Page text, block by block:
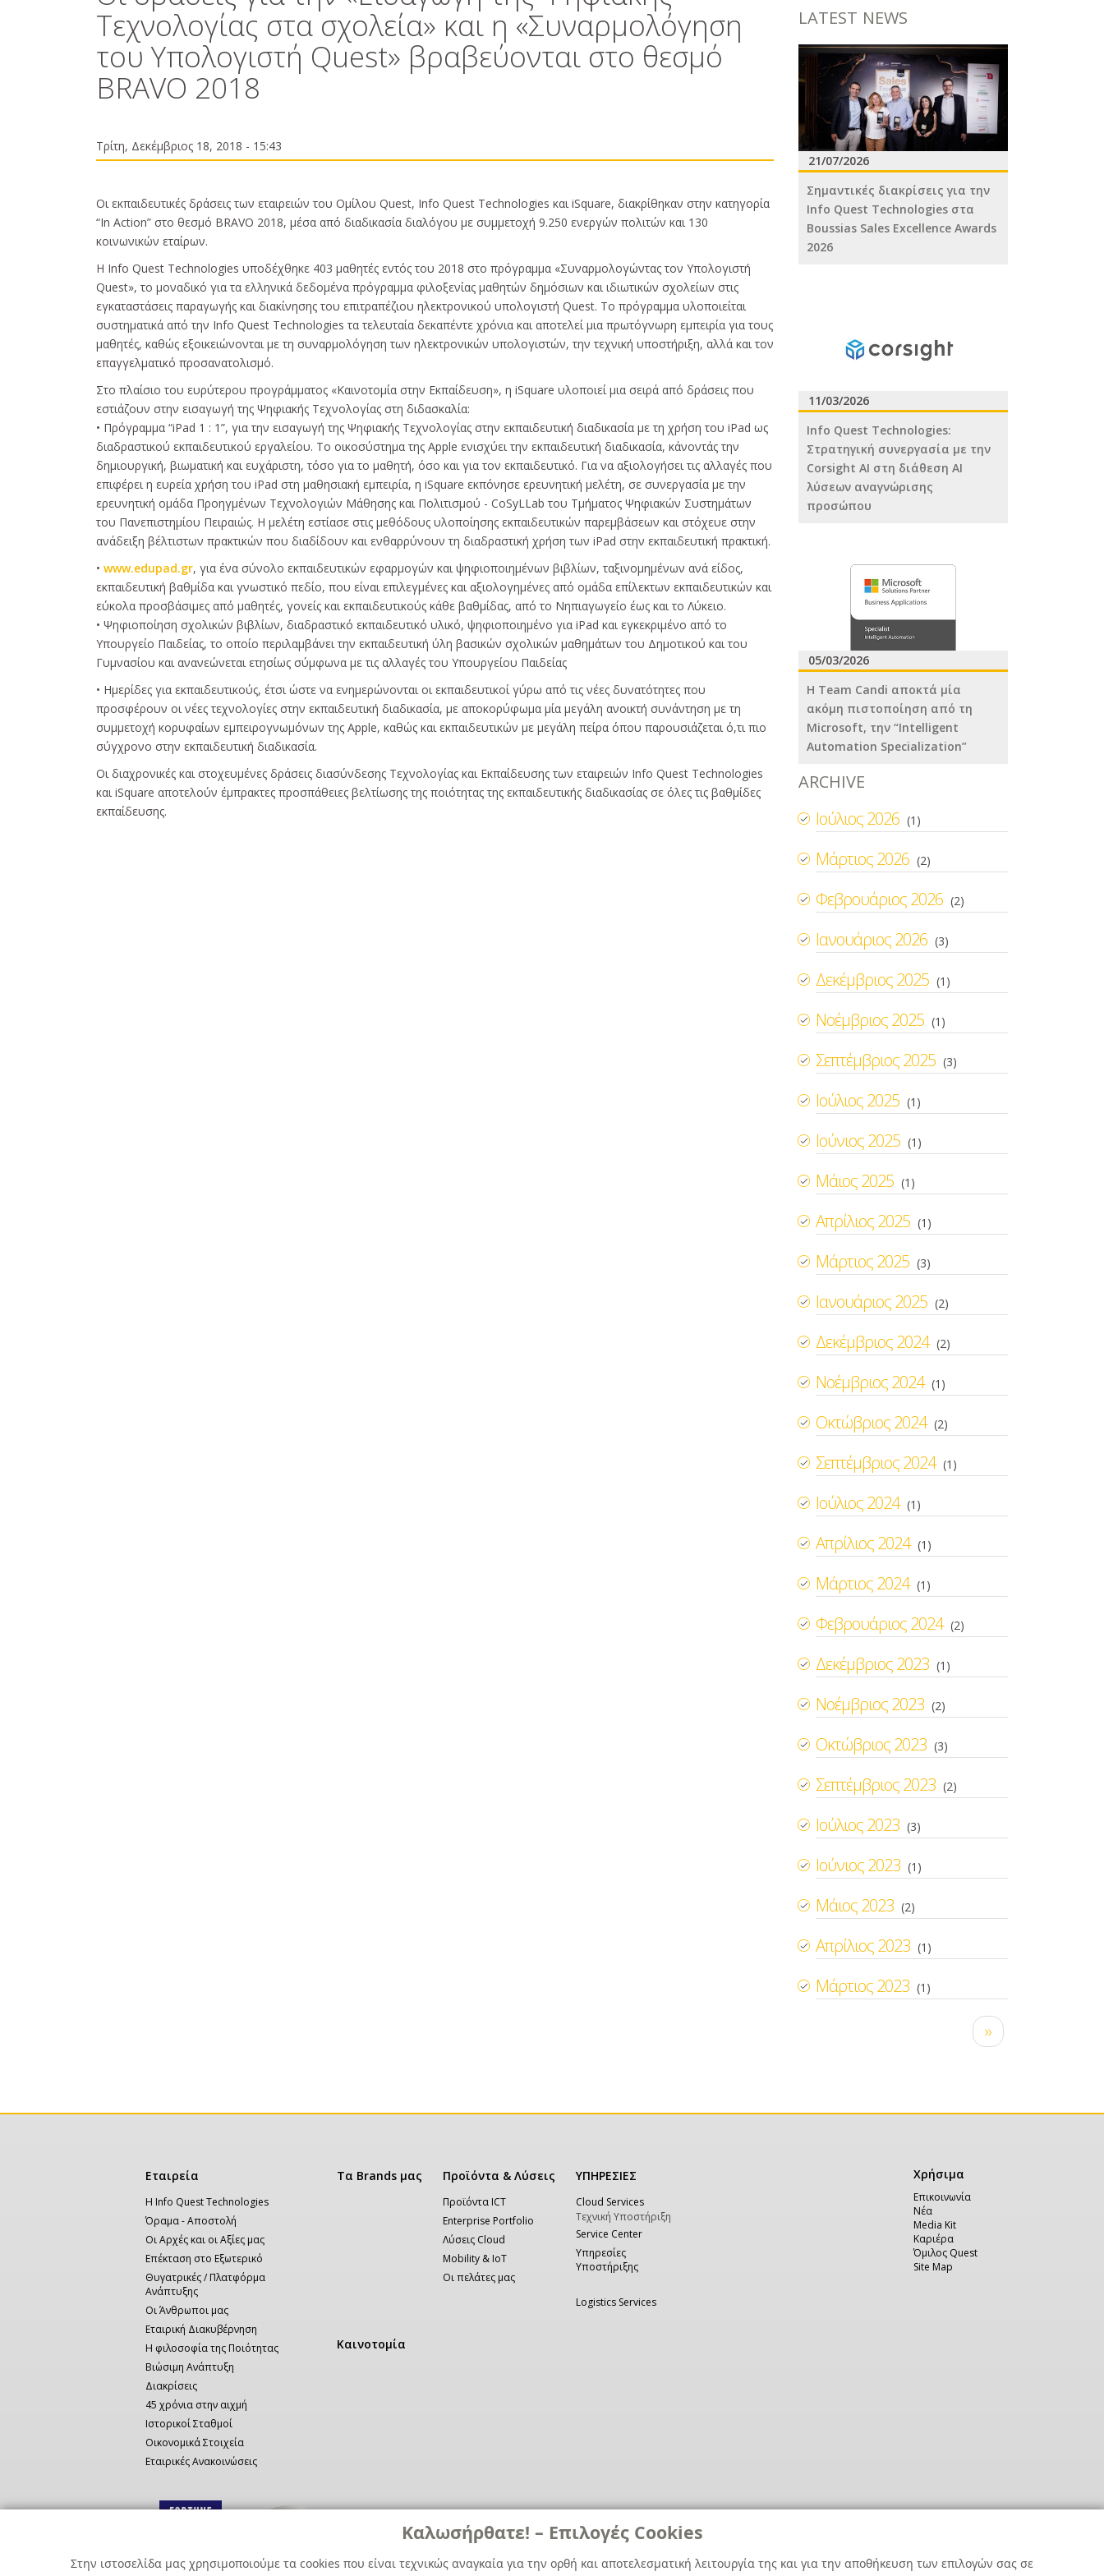
Καλωσήρθατε! – Επιλογές Cookies
Στην ιστοσελίδα μας χρησιμοποιούμε τα cookies που είναι τεχνικώς αναγκαία για την ορθή και αποτελεσματική λειτουργία της και για την αποθήκευση των επιλογών σας σε
LATEST NEWS
21/07/2026
Σημαντικές διακρίσεις για την
Info Quest Technologies στα
Boussias Sales Excellence Awards
2026
11/03/2026
Info Quest Technologies:
Στρατηγική συνεργασία με την
Corsight AI στη διάθεση ΑΙ
λύσεων αναγνώρισης
προσώπου
05/03/2026
H Team Candi αποκτά μία
ακόμη πιστοποίηση από τη
Microsoft, την “Intelligent
Automation Specialization”
ARCHIVE
Ιούλιος 2026 (1)
Μάρτιος 2026 (2)
Φεβρουάριος 2026 (2)
Ιανουάριος 2026 (3)
Δεκέμβριος 2025 (1)
Νοέμβριος 2025 (1)
Σεπτέμβριος 2025 (3)
Ιούλιος 2025 (1)
Ιούνιος 2025 (1)
Μάιος 2025 (1)
Απρίλιος 2025 (1)
Μάρτιος 2025 (3)
Ιανουάριος 2025 (2)
Δεκέμβριος 2024 (2)
Νοέμβριος 2024 (1)
Οκτώβριος 2024 (2)
Σεπτέμβριος 2024 (1)
Ιούλιος 2024 (1)
Απρίλιος 2024 (1)
Μάρτιος 2024 (1)
Φεβρουάριος 2024 (2)
Δεκέμβριος 2023 (1)
Νοέμβριος 2023 (2)
Οκτώβριος 2023 (3)
Σεπτέμβριος 2023 (2)
Ιούλιος 2023 (3)
Ιούνιος 2023 (1)
Μάιος 2023 (2)
Απρίλιος 2023 (1)
Μάρτιος 2023 (1)
Next
page
››
Τεχνολογίας στα σχολεία» και η «Συναρμολόγηση
του Υπολογιστή Quest» βραβεύονται στο θεσμό
BRAVO 2018
Τρίτη, Δεκέμβριος 18, 2018 - 15:43
Οι εκπαιδευτικές δράσεις των εταιρειών του Ομίλου Quest, Info Quest Technologies και iSquare, διακρίθηκαν στην κατηγορία
“In Action” στο θεσμό BRAVO 2018, μέσα από διαδικασία διαλόγου με συμμετοχή 9.250 ενεργών πολιτών και 130
κοινωνικών εταίρων.
Η Info Quest Technologies υποδέχθηκε 403 μαθητές εντός του 2018 στο πρόγραμμα «Συναρμολογώντας τον Υπολογιστή
Quest», το μοναδικό για τα ελληνικά δεδομένα πρόγραμμα φιλοξενίας μαθητών δημόσιων και ιδιωτικών σχολείων στις
εγκαταστάσεις παραγωγής και διακίνησης του επιτραπέζιου ηλεκτρονικού υπολογιστή Quest. Το πρόγραμμα υλοποιείται
συστηματικά από την Info Quest Technologies τα τελευταία δεκαπέντε χρόνια και αποτελεί μια πρωτόγνωρη εμπειρία για τους
μαθητές, καθώς εξοικειώνονται με τη συναρμολόγηση των ηλεκτρονικών υπολογιστών, την τεχνική υποστήριξη, αλλά και τον
επαγγελματικό προσανατολισμό.
Στο πλαίσιο του ευρύτερου προγράμματος «Καινοτομία στην Εκπαίδευση», η iSquare υλοποιεί μια σειρά από δράσεις που
εστιάζουν στην εισαγωγή της Ψηφιακής Τεχνολογίας στη διδασκαλία:
• Πρόγραμμα “iPad 1 : 1”, για την εισαγωγή της Ψηφιακής Τεχνολογίας στην εκπαιδευτική διαδικασία με τη χρήση του iPad ως
διαδραστικού εκπαιδευτικού εργαλείου. Το οικοσύστημα της Apple ενισχύει την εκπαιδευτική διαδικασία, κάνοντάς την
δημιουργική, βιωματική και ευχάριστη, τόσο για το μαθητή, όσο και για τον εκπαιδευτικό. Για να αξιολογήσει τις αλλαγές που
επιφέρει η ευρεία χρήση του iPad στη μαθησιακή εμπειρία, η iSquare εκπόνησε ερευνητική μελέτη, σε συνεργασία με την
ερευνητική ομάδα Προηγμένων Τεχνολογιών Μάθησης και Πολιτισμού - CoSyLLab του Τμήματος Ψηφιακών Συστημάτων
του Πανεπιστημίου Πειραιώς. Η μελέτη εστίασε στις μεθόδους υλοποίησης εκπαιδευτικών παρεμβάσεων και στόχευε στην
ανάδειξη βέλτιστων πρακτικών που διαδίδουν και ενθαρρύνουν τη διαδραστική χρήση των iPad στην εκπαιδευτική πρακτική.
• www.edupad.gr, για ένα σύνολο εκπαιδευτικών εφαρμογών και ψηφιοποιημένων βιβλίων, ταξινομημένων ανά είδος,
εκπαιδευτική βαθμίδα και γνωστικό πεδίο, που είναι επιλεγμένες και αξιολογημένες από ομάδα επίλεκτων εκπαιδευτικών και
εύκολα προσβάσιμες από μαθητές, γονείς και εκπαιδευτικούς κάθε βαθμίδας, από το Νηπιαγωγείο έως και το Λύκειο.
• Ψηφιοποίηση σχολικών βιβλίων, διαδραστικό εκπαιδευτικό υλικό, ψηφιοποιημένο για iPad και εγκεκριμένο από το
Υπουργείο Παιδείας, το οποίο περιλαμβάνει την εκπαιδευτική ύλη βασικών σχολικών μαθημάτων του Δημοτικού και του
Γυμνασίου και ανανεώνεται ετησίως σύμφωνα με τις αλλαγές του Υπουργείου Παιδείας
• Ημερίδες για εκπαιδευτικούς, έτσι ώστε να ενημερώνονται οι εκπαιδευτικοί γύρω από τις νέες δυνατότητες που
προσφέρουν οι νέες τεχνολογίες στην εκπαιδευτική διαδικασία, με αποκορύφωμα μία μεγάλη ανοικτή συνάντηση με τη
συμμετοχή κορυφαίων εμπειρογνωμόνων της Apple, καθώς και εκπαιδευτικών με μεγάλη πείρα όπου παρουσιάζεται ό,τι πιο
σύγχρονο στην εκπαιδευτική διαδικασία.
Οι διαχρονικές και στοχευμένες δράσεις διασύνδεσης Τεχνολογίας και Εκπαίδευσης των εταιρειών Info Quest Technologies
και iSquare αποτελούν έμπρακτες προσπάθειες βελτίωσης της ποιότητας της εκπαιδευτικής διαδικασίας σε όλες τις βαθμίδες
εκπαίδευσης.
Κεντρική
πλοήγηση
Εταιρεία
Η Info Quest Technologies
Όραμα - Αποστολή
Οι Αρχές και οι Αξίες μας
Επέκταση στο Εξωτερικό
Θυγατρικές / Πλατφόρμα
Ανάπτυξης
Οι Άνθρωποι μας
Εταιρική Διακυβέρνηση
Η φιλοσοφία της Ποιότητας
Βιώσιμη Ανάπτυξη
Διακρίσεις
45 χρόνια στην αιχμή
Ιστορικοί Σταθμοί
Οικονομικά Στοιχεία
Εταιρικές Ανακοινώσεις
Τα Brands μας Προϊόντα & Λύσεις
Προϊόντα ICT
Enterprise Portfolio
Λύσεις Cloud
Mobility & IoT
Οι πελάτες μας
ΥΠΗΡΕΣΙΕΣ
Cloud Services
Τεχνική Υποστήριξη
Service Center
Υπηρεσίες
Υποστήριξης
Logistics Services
Καινοτομία
Χρήσιμα
Χρήσιμα
Επικοινωνία
Νέα
Media Kit
Καριέρα
Όμιλος Quest
Site Map